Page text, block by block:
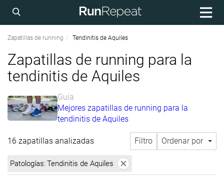
Zapatillas de running Tendinitis de Aquiles
Zapatillas de running para la
tendinitis de Aquiles
Guía
Mejores zapatillas de running para la
tendinitis de Aquiles
16 zapatillas analizadas Filtro Ordenar por
Patologías: Tendinitis de Aquiles